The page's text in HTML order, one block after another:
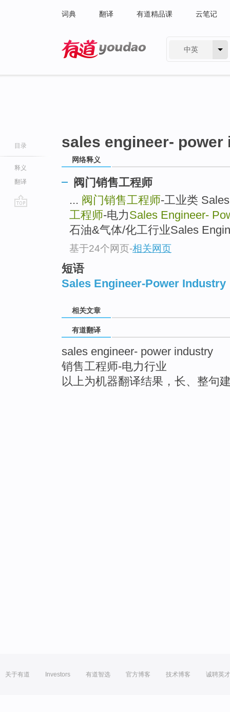
词典 翻译 有道精品课 云笔记
中英
目录
释义
翻译
sales engineer- power
网络释义
阀门销售工程师
... 阀门销售工程师-工业类
工程师-电力Sales Engineer-
石油&气体/化工行业Sales
基于24个网页-相关网页
短语
Sales Engineer-Power Industry
相关文章
有道翻译
sales engineer- power industry
销售工程师-电力行业
以上为机器翻译结果，长、整句
关于有道 Investors 有道智选 官方博客 技术博客 诚聘英才